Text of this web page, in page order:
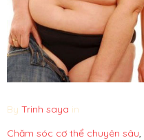
By Trinh saya in
Chăm sóc cơ thể chuyên sâu,